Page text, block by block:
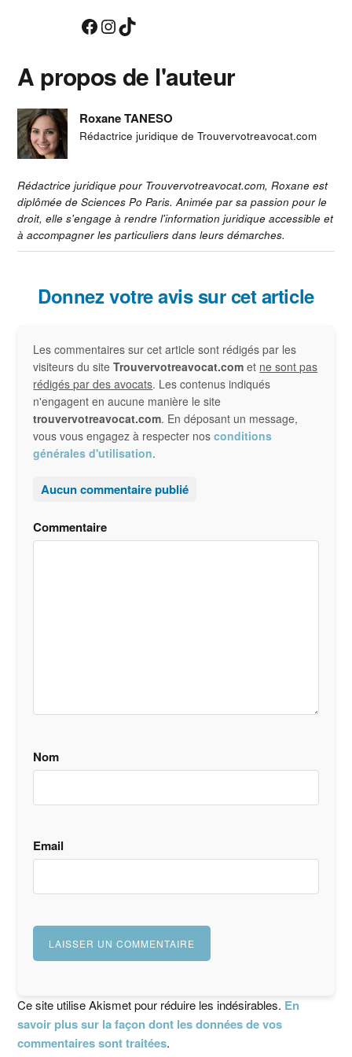
Facebook
Instagram
TikTok
A propos de l'auteur
Roxane TANESO
Rédactrice juridique de Trouvervotreavocat.com
Rédactrice juridique pour Trouvervotreavocat.com, Roxane est
diplômée de Sciences Po Paris. Animée par sa passion pour le
droit, elle s'engage à rendre l'information juridique accessible et
à accompagner les particuliers dans leurs démarches.
Interactions
lecteur
Donnez votre avis sur cet article
Les commentaires sur cet article sont rédigés par les
visiteurs du siteTrouvervotreavocat.com et ne sont pas
rédigés par des avocats. Les contenus indiqués
n'engagent en aucune manière le site
trouvervotreavocat.com. En déposant un message,
vous vous engagez à respecter nosconditions
générales d'utilisation.
Aucun commentaire publié
Commentaire
Nom
Email
Ce site utilise Akismet pour réduire les indésirables. En
savoir plus sur la façon dont les données de vos
commentaires sont traitées.